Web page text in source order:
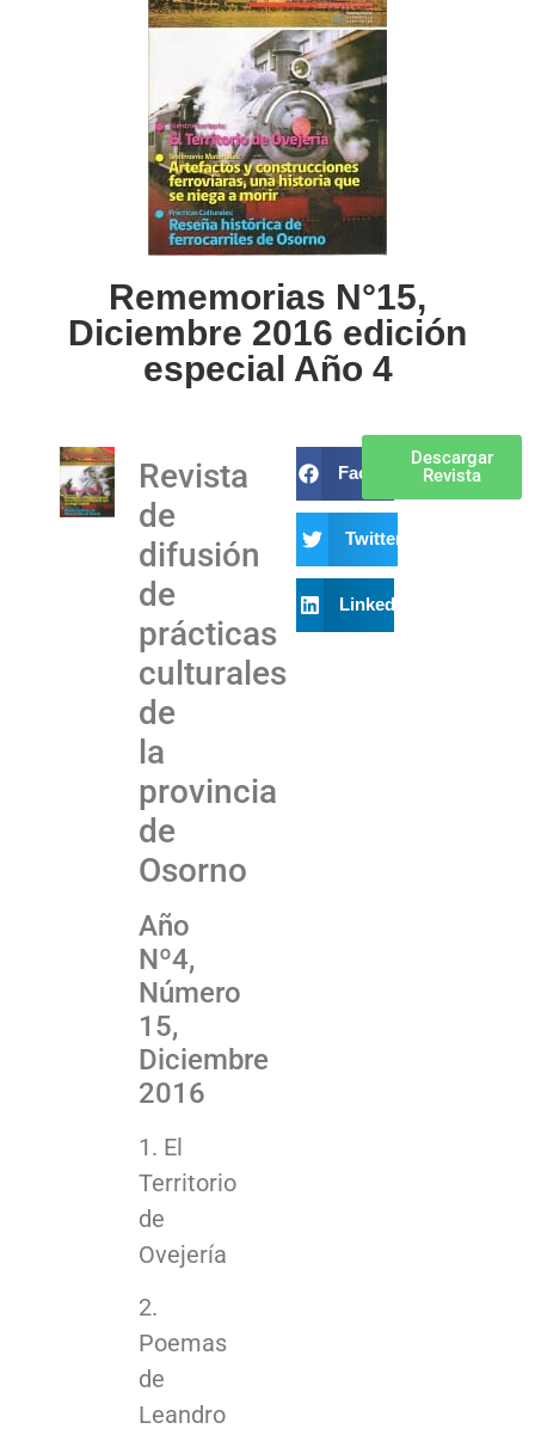
Rememorias N°15,
Diciembre 2016 edición
especial Año 4
Revista
de
difusión
de
prácticas
culturales
de
la
provincia
de
Osorno
Año
Nº4,
Número
15,
Diciembre
2016
1. El
Territorio
de
Ovejería
2.
Poemas
de
Leandro
Facebook
Twitter
LinkedIn
Ver
Revista
Descargar
Revista